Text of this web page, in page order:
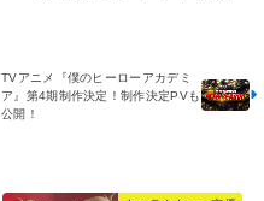
TVアニメ『僕のヒーローアカデミ
ア』第4期制作決定！制作決定PVも
公開！